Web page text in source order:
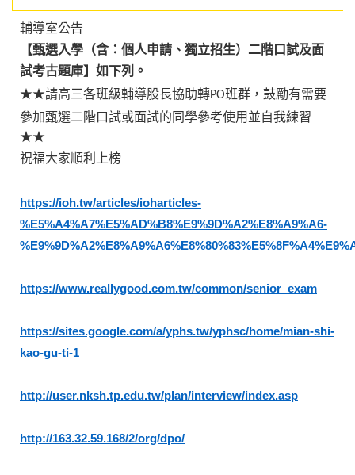
輔導室公告
【甄選入學（含：個人申請、獨立招生）二階口試及面
試考古題庫】如下列。
★★請高三各班級輔導股長協助轉PO班群，鼓勵有需要
參加甄選二階口試或面試的同學參考使用並自我練習
★★
祝福大家順利上榜
https://ioh.tw/articles/ioharticles-
%E5%A4%A7%E5%AD%B8%E9%9D%A2%E8%A9%A6-
https://www.reallygood.com.tw/common/senior_exam
https://sites.google.com/a/yphs.tw/yphsc/home/mian-shi-
kao-gu-ti-1
http://user.nksh.tp.edu.tw/plan/interview/index.asp
http://163.32.59.168/2/org/dpo/